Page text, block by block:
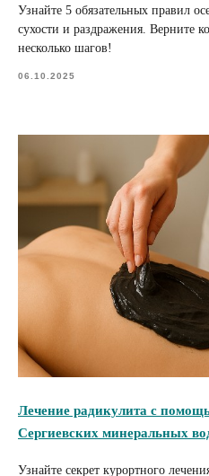
Узнайте 5 обязательных правил
сухости и раздражения. Верните
несколько шагов!
06.10.2025
Лечение радикулита с
Сергиевских минеральных
Узнайте секрет курортного